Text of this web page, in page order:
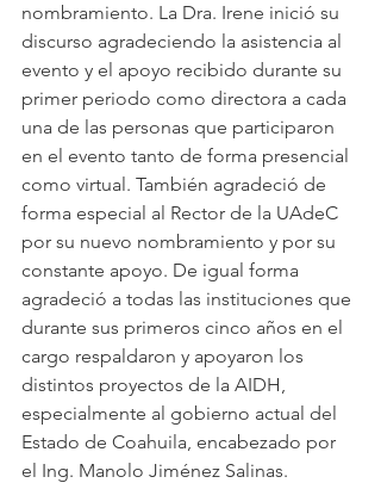
nombramiento. La Dra. Irene inició su
discurso agradeciendo la asistencia al
evento y el apoyo recibido durante su
primer periodo como directora a cada
una de las personas que participaron
en el evento tanto de forma presencial
como virtual. También agradeció de
forma especial al Rector de la UAdeC
por su nuevo nombramiento y por su
constante apoyo. De igual forma
agradeció a todas las instituciones que
durante sus primeros cinco años en el
cargo respaldaron y apoyaron los
distintos proyectos de la AIDH,
especialmente al gobierno actual del
Estado de Coahuila, encabezado por
el Ing. Manolo Jiménez Salinas.